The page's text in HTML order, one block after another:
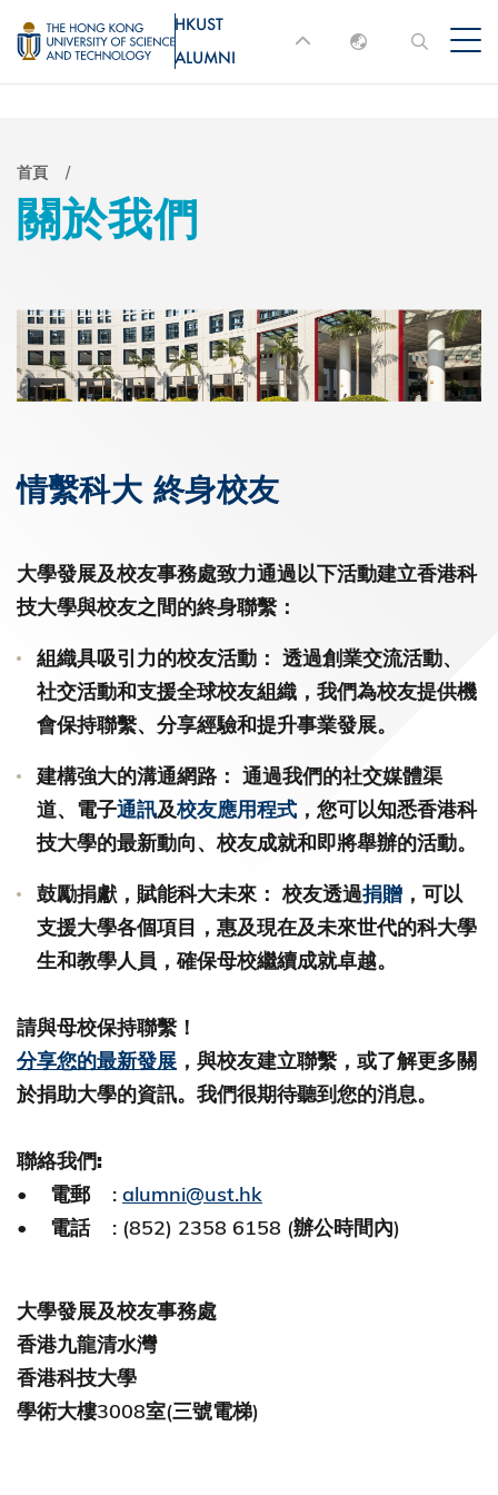
至
主
MORE ABOUT HKUST
UNIVERSITY NEWS
ACADEMIC
MAP & DIRECTIONS
HKUST
ALUMNI
English
導
航
結
首頁
關於我們
情繫科大 終身校友
大學發展及校友事務處致力通過以下活動建立香港科
技大學與校友之間的終身聯繫：
組織具吸引力的校友活動： 透過創業交流活動、
社交活動和支援全球校友組織，我們為校友提供機
會保持聯繫、分享經驗和提升事業發展。
建構強大的溝通網路： 通過我們的社交媒體渠
道、電子通訊及校友應用程式 ，您可以知悉香港科
技大學的最新動向、校友成就和即將舉辦的活動。
鼓勵捐獻，賦能科大未來： 校友透過捐贈 ，可以
支援大學各個項目，惠及現在及未來世代的科大學
生和教學人員，確保母校繼續成就卓越。
請與母校保持聯繫！
分享您的最新發展 ，與校友建立聯繫，或了解更多關
於捐助大學的資訊。我們很期待聽到您的消息。
聯絡我們:
• 電郵 : alumni@ust.hk
• 電話 : (852) 2358 6158 (辦公時間內)
大學發展及校友事務處
香港九龍清水灣
香港科技大學
學術大樓3008室(三號電梯)